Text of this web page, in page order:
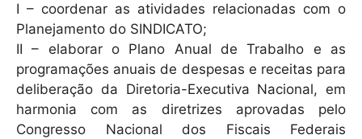
I – coordenar as atividades relacionadas com o
Planejamento do SINDICATO;
II – elaborar o Plano Anual de Trabalho e as
programações anuais de despesas e receitas para
deliberação da Diretoria-Executiva Nacional, em
harmonia com as diretrizes aprovadas pelo
Congresso Nacional dos Fiscais Federais